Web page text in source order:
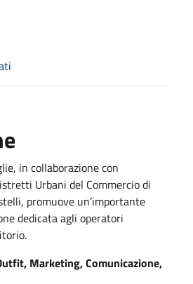
in collaborazione con
Urbani del Commercio di
promuove un’importante
dedicata agli operatori
Marketing, Comunicazione,